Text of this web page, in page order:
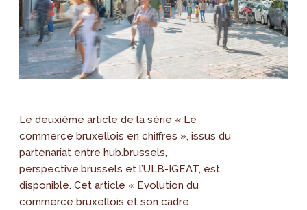
Le deuxième article de la série « Le
commerce bruxellois en chiffres », issus du
partenariat entre hub.brussels,
perspective.brussels et l’ULB-IGEAT, est
disponible. Cet article « Evolution du
commerce bruxellois et son cadre